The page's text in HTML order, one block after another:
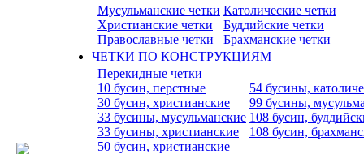
Мусульманские четки
Христианские четки
Православные четки
Католические четки
Буддийские четки
Брахманские четки
ЧЕТКИ ПО КОНСТРУКЦИЯМ
Перекидные четки
10 бусин, перстные
30 бусин, христианские
33 бусины, мусульманские
33 бусины, христианские
50 бусин, христианские
54 бусины,
99 бусины,
108 бусин,
108 бусин,